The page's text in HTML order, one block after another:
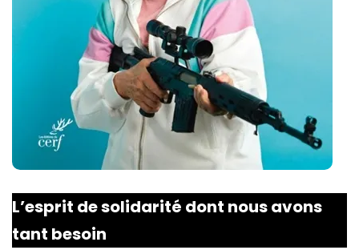
L’esprit de solidarité dont nous avons
tant besoin